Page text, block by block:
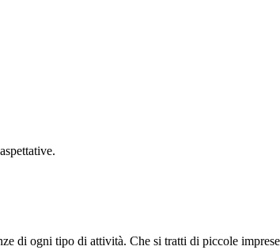
di ogni tipo di attività. Che si tratti di piccole